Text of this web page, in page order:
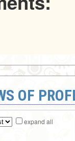
OF
expand all